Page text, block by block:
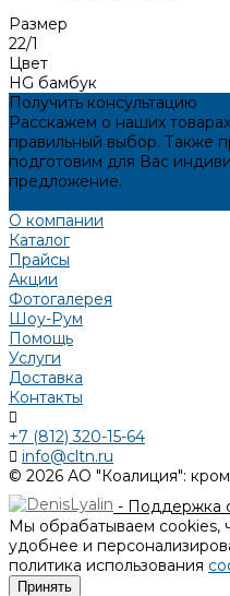
Размер
22/1
Цвет
HG бамбук
Получить консультацию
Расскажем о наших
правильный выбор. Также
подготовим для Вас
предложение.
О компании
Каталог
Прайсы
Акции
Фотогалерея
Шоу-Рум
Помощь
Услуги
Доставка
Контакты
+7 (812) 320-15-64
info@cltn.ru
© 2026 АО "Коалиция":
- Поддержка
Мы обрабатываем cookies,
удобнее и
политика использования
Принять